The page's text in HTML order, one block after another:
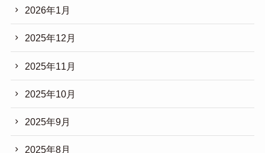
2026年1月
2025年12月
2025年11月
2025年10月
2025年9月
2025年8月